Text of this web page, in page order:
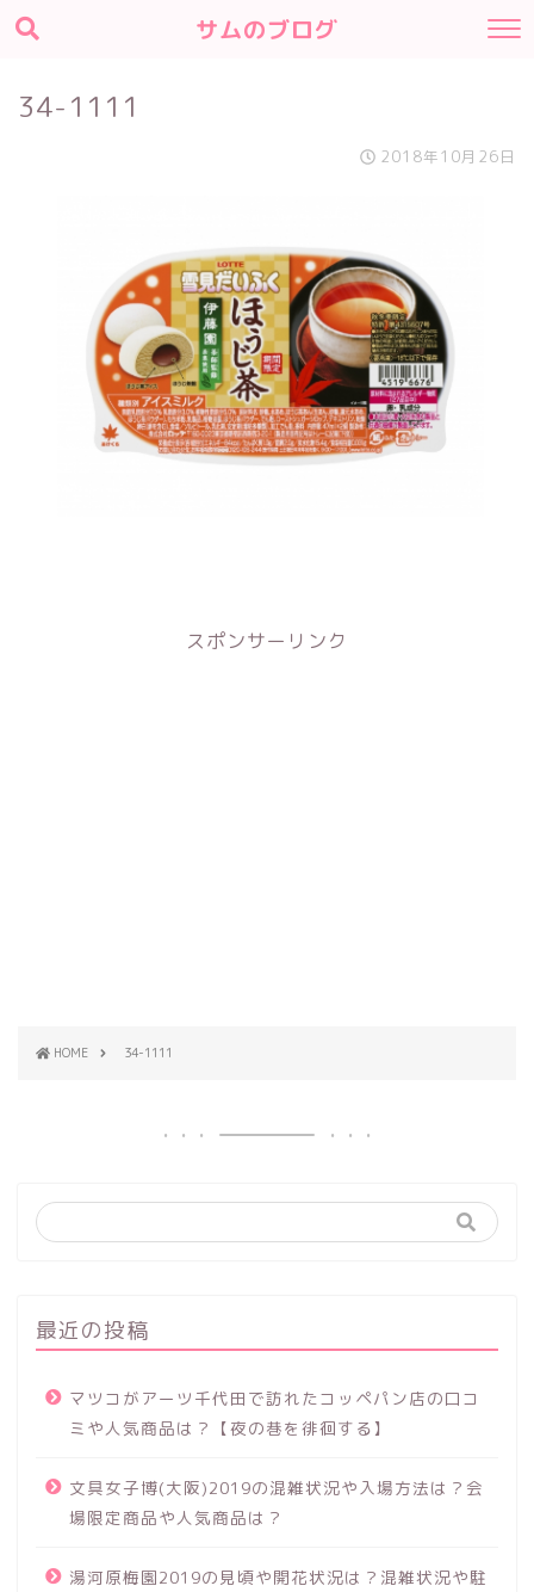
サムのブログ
34-1111
2018年10月26日
スポンサーリンク
HOME 34-1111
最近の投稿
マツコがアーツ千代田で訪れたコッペパン店の口コ
ミや人気商品は？【夜の巷を徘徊する】
文具女子博(大阪)2019の混雑状況や入場方法は？会
場限定商品や人気商品は？
湯河原梅園2019の見頃や開花状況は？混雑状況や駐